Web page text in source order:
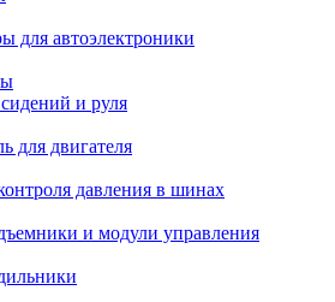
для автоэлектроники
и руля
для двигателя
давления в шинах
и модули управления